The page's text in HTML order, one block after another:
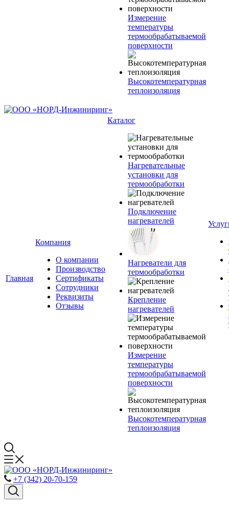
Измерение
температуры
термообрабатываемой
поверхности
Высокотемпературная
теплоизоляция
Главная
Компания
О компании
Производство
Сертификаты
Сотрудники
Реквизиты
Отзывы
Каталог
Нагревательные
установки для
термообработки
Подключение
нагревателей
Нагреватели для
термообработки
Крепление
нагревателей
Измерение
температуры
термообрабатываемой
поверхности
Высокотемпературная
теплоизоляция
+7 (342) 20-70-159